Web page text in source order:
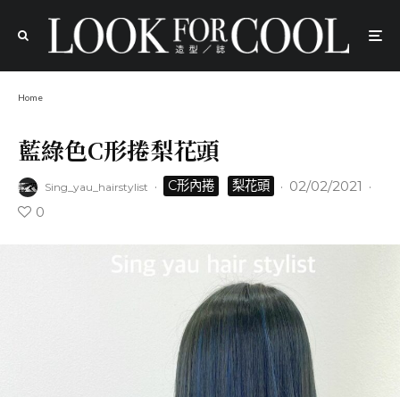
Home
藍綠色C形捲梨花頭
Sing_yau_hairstylist · C形內捲 梨花頭 · 02/02/2021 ·
0